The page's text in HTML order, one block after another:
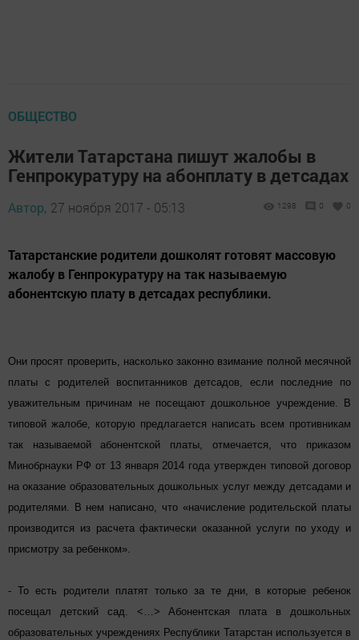
ОБЩЕСТВО
Жители Татарстана пишут жалобы в
Генпрокуратуру на абонплату в детсадах
Автор, 27 ноября 2017 - 05:13 1298 0 0
Татарстанские родители дошколят готовят массовую
жалобу в Генпрокуратуру на так называемую
абонентскую плату в детсадах республики.
Они просят проверить, насколько законно взимание полной месячной
платы с родителей воспитанников детсадов, если последние по
уважительным причинам не посещают дошкольное учреждение. В
типовой жалобе, которую предлагается написать всем противникам
так называемой абонентской платы, отмечается, что приказом
Минобрнауки РФ от 13 января 2014 года утвержден типовой договор
на оказание образовательных дошкольных услуг между детсадами и
родителями. В нем написано, что «начисление родительской платы
производится из расчета фактически оказанной услуги по уходу и
присмотру за ребенком».
- То есть родители платят только за те дни, в которые ребенок
посещал детский сад. <…> Абонентская плата в дошкольных
образовательных учреждениях Республики Татарстан используется в